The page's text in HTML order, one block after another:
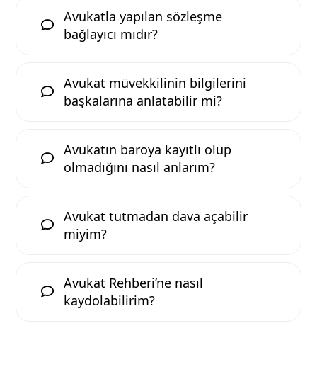
Avukatla yapılan sözleşme
bağlayıcı mıdır?
Avukat müvekkilinin bilgilerini
başkalarına anlatabilir mi?
Avukatın baroya kayıtlı olup
olmadığını nasıl anlarım?
Avukat tutmadan dava açabilir
miyim?
Avukat Rehberi’ne nasıl
kaydolabilirim?